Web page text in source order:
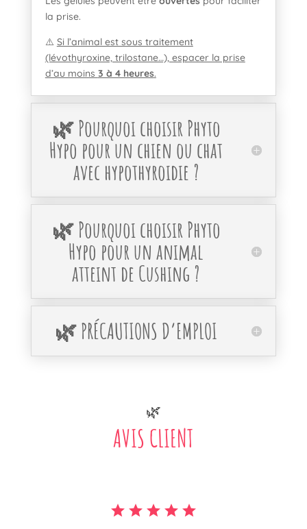
la prise.
⚠️ Si l’animal est sous traitement
(lévothyroxine, trilostane…), espacer la prise
d’au moins 3 à 4 heures.
🌿 Pourquoi choisir Phyto
Hypo pour un chien ou chat
avec hypothyroidie ?
🌿 Pourquoi choisir Phyto
Hypo pour un animal
atteint de Cushing ?
🌿 PRÉCAUTIONS D’EMPLOI
🌿
AVIS CLIENT